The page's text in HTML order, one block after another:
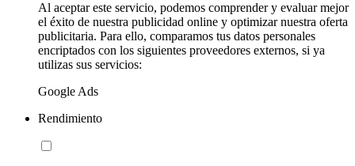
Al aceptar este servicio, podemos comprender y evaluar mejor
el éxito de nuestra publicidad online y optimizar nuestra oferta
publicitaria. Para ello, comparamos tus datos personales
encriptados con los siguientes proveedores externos, si ya
utilizas sus servicios:
Google Ads
Rendimiento